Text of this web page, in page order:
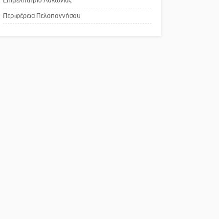
Το δικό σας σχόλιο:
Παράδειγμα κοινωνικής
Περιφέρεια Πελοποννήσου